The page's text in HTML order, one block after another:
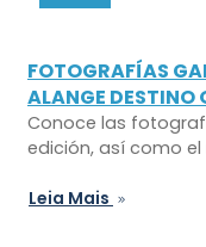
FOTOGRAFÍAS
ALANGE
Conoce las
edición, así como
Leia Mais